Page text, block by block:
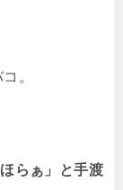
。
らぁ」と手渡